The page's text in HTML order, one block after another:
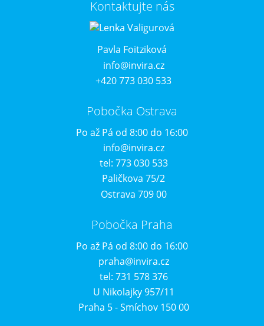
Kontaktujte nás
Pavla Foitziková
info@invira.cz
+420 773 030 533
Pobočka Ostrava
Po až Pá od 8:00 do 16:00
info@invira.cz
tel: 773 030 533
Paličkova 75/2
Ostrava 709 00
Pobočka Praha
Po až Pá od 8:00 do 16:00
praha@invira.cz
tel: 731 578 376
U Nikolajky 957/11
Praha 5 - Smíchov 150 00